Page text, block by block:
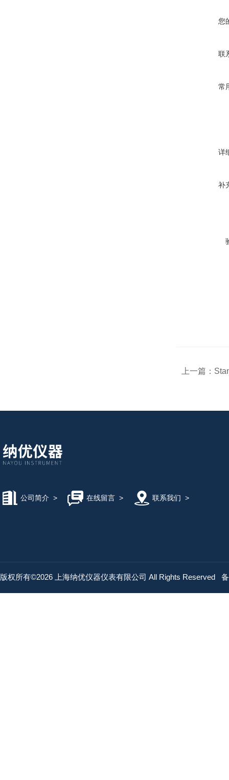
您
联
常
详
补
上一篇：
公司简介 > 在线留言> 联系我们 >
版权所有©2026 上海纳优仪器仪表有限公司 All Rights Reserved